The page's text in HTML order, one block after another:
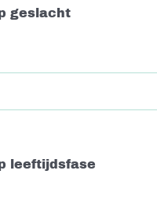
geslacht
leeftijdsfase